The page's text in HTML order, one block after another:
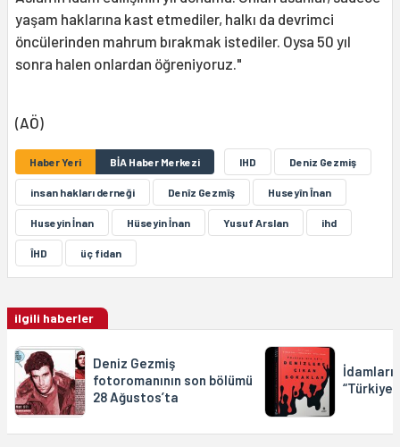
yaşam haklarına kast etmediler, halkı da devrimci
öncülerinden mahrum bırakmak istediler. Oysa 50 yıl
sonra halen onlardan öğreniyoruz."
(AÖ)
Haber Yeri BİA Haber Merkezi IHD Deniz Gezmiş
insan hakları derneği Denîz Gezmîş Huseyîn Înan
Huseyin İnan Hüseyin İnan Yusuf Arslan ihd
ÎHD üç fidan
ilgili haberler
Deniz Gezmiş
fotoromanının son bölümü
28 Ağustos’ta